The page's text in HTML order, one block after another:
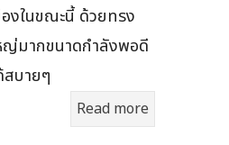
งในขณะนี้ ด้วยทรง
ญ่มากขนาดกำลังพอดี
สบายๆ
Read more